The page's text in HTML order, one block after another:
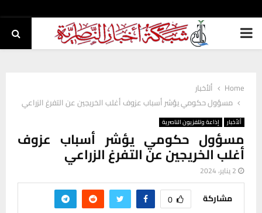
PRIMARY
Home
ألأخبار
مسؤول حكومي يؤشر أسباب عزوف أغلب الخريجين عن التفرغ الزراعي
ألأخبار إذاعة وتلفزيون الناصرية
مسؤول حكومي يؤشر أسباب عزوف
أغلب الخريجين عن التفرغ الزراعي
2 يناير، 2024
مشاركة 0